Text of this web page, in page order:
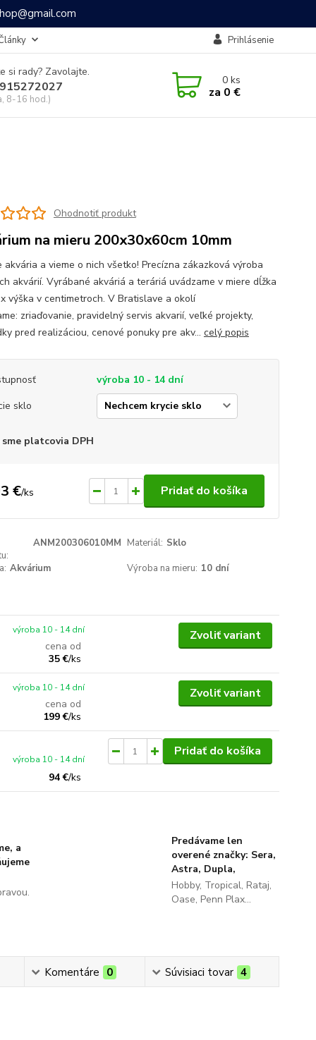
Prihlásenie
si rady? Zavolajte.
8-16 hod.)
0ks
za 0 €
Ohodnotiť produkt
na mieru 200x30x60cm 10mm
akvária a vieme o nich všetko! Precízna zákazková výroba
akvárií. Vyrábané akváriá a teráriá uvádzame v miere dĺžka
výška v centimetroch. V Bratislave a okolí
zriaďovanie, pravidelný servis akvarií, veľké projekty,
pred realizáciou, cenové ponuky pre akv... celý popis
výroba 10 - 14 dní
sklo
sme platcovia DPH
€/ks Pridať do košíka
ANM200306010MM Materiál: Sklo
Akvárium Výroba na mieru: 10 dní
cena od
35 €/ks
výroba 10 - 14 dní Zvoliť variant
cena od
199 €/ks
výroba 10 - 14 dní Zvoliť variant
94 €/ks
výroba 10 - 14 dní
Pridať do košíka
a
Predávame len
overené značky: Sera,
Astra, Dupla,
Hobby, Tropical, Rataj,
Oase, Penn Plax...
Komentáre 0 Súvisiaci tovar 4